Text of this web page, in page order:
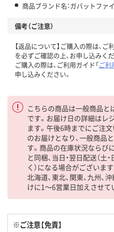
商品ブランド名：ガバットファ
備考（ご注意）
【返品について】ご購入の際は、ご
を必ずご確認の上、お申し込みくだ
ご購入の際は、ご利用ガイド「ご利
申し込みください。
こちらの商品は一般商品と
です。お届け日の詳細はレ
ます。午後6時までにご注
のお届けとなり、一般商品
す。商品の在庫状況ならび
と同梱、当日・翌日配送（土
く）になる場合がございま
北海道、東北、関東、九州
けに1～6営業日加えさせて
※ご注意【免責】